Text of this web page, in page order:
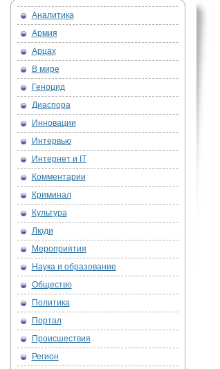
Аналитика
Армия
Арцах
В мире
Геноцид
Диаспора
Инновации
Интервью
Интернет и IT
Комментарии
Криминал
Культура
Люди
Мероприятия
Наука и образование
Общество
Политика
Портал
Происшествия
Регион